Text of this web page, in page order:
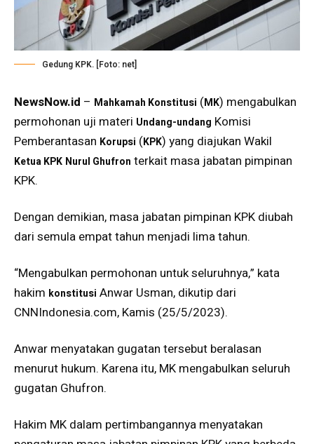
Gedung KPK. [Foto: net]
NewsNow.id – Mahkamah Konstitusi (MK) mengabulkan
permohonan uji materi Undang-undang Komisi
Pemberantasan Korupsi (KPK) yang diajukan Wakil
Ketua KPK Nurul Ghufron terkait masa jabatan pimpinan
KPK.
Dengan demikian, masa jabatan pimpinan KPK diubah
dari semula empat tahun menjadi lima tahun.
“Mengabulkan permohonan untuk seluruhnya,” kata
hakim konstitusi Anwar Usman, dikutip dari
CNNIndonesia.com, Kamis (25/5/2023).
Anwar menyatakan gugatan tersebut beralasan
menurut hukum. Karena itu, MK mengabulkan seluruh
gugatan Ghufron.
Hakim MK dalam pertimbangannya menyatakan